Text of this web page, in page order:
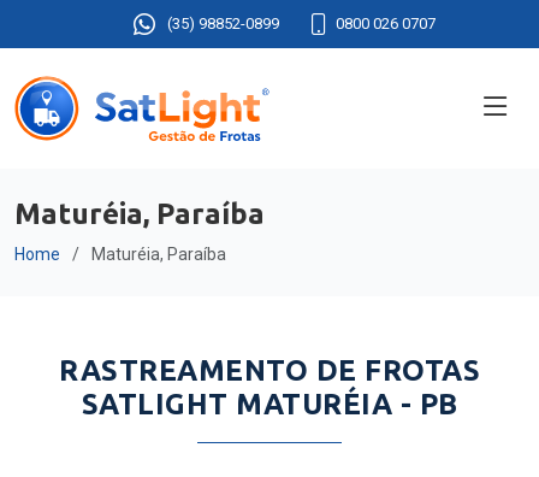
(35) 98852-0899 0800 026 0707
Maturéia, Paraíba
Home Maturéia, Paraíba
RASTREAMENTO DE FROTAS
SATLIGHT MATURÉIA - PB